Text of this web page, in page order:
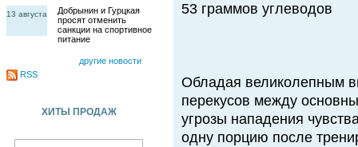
13 августа
Добрынин и Гурцкая
просят отменить
санкции на спортивное
питание
другие новости
RSS
ХИТЫ ПРОДАЖ
53 граммов углеводов
Обладая великолепным
перекусов между
угрозы нападения
одну порцию после